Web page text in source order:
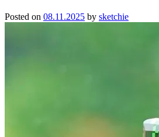
Posted on 08.11.2025 by sketchie